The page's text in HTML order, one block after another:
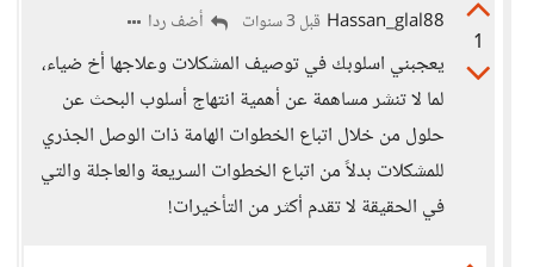
1
Hassan_glal88 قبل 3 سنوات أضف ردا
يعجبني اسلوبك في توصيف المشكلات وعلاجها أخ ضياء،
لما لا تنشر مساهمة عن أهمية انتهاج أسلوب البحث عن
حلول من خلال اتباع الخطوات الهامة ذات الوصل الجذري
للمشكلات بدلاً من اتباع الخطوات السريعة والعاجلة والتي
في الحقيقة لا تقدم أكثر من التأخيرات!